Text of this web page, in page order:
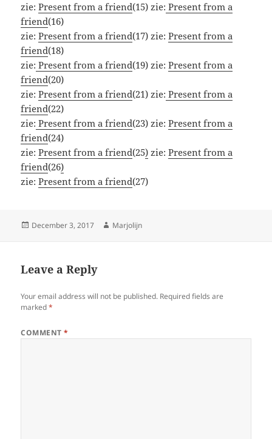
zie:Present from a friend(15) zie: Present from a
friend(16)
zie:Present from a friend(17) zie:Present from a
friend(18)
zie: Present from a friend(19) zie:Present from a
friend(20)
zie:Present from a friend(21) zie: Present from a
friend(22)
zie: Present from a friend(23) zie:Present from a
friend(24)
zie:Present from a friend(25) zie:Present from a
friend(26)
zie:Present from a friend(27)
Posted
December 3, 2017 Author
Marjolijn
Leave a Reply
Your email address will not be published. Required fields are
marked*
COMMENT*